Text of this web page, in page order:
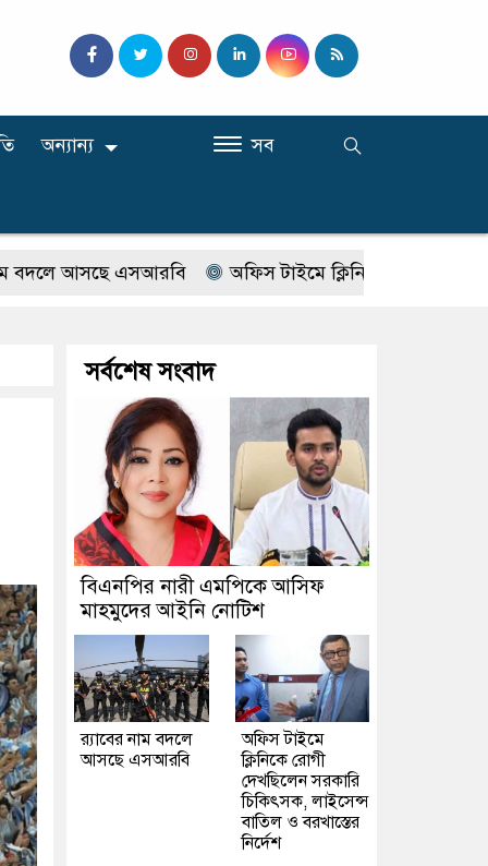
অন্যান্য সব
আসছে এসআরবি অফিস টাইমে ক্লিনিকে রোগী দেখছিলেন
সর্বশেষ সংবাদ
বিএনপির নারী এমপিকে আসিফ
মাহমুদের আইনি নোটিশ
র‍্যাবের নাম বদলে
আসছে এসআরবি
অফিস টাইমে
ক্লিনিকে রোগী
দেখছিলেন সরকারি
চিকিৎসক, লাইসেন্স
বাতিল ও বরখাস্তের
নির্দেশ